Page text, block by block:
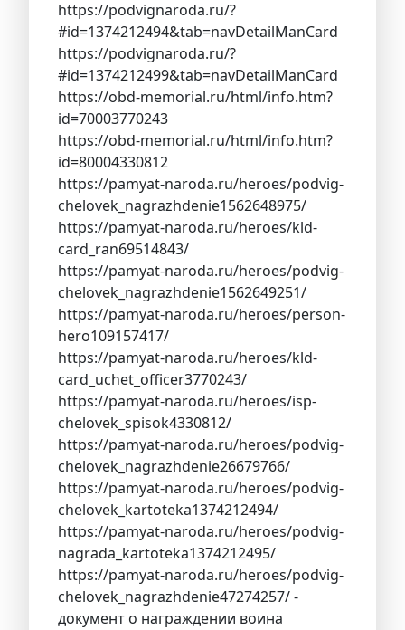
https://podvignaroda.ru/?
#id=1374212494&tab=navDetailManCard
https://podvignaroda.ru/?
#id=1374212499&tab=navDetailManCard
https://obd-memorial.ru/html/info.htm?
id=70003770243
https://obd-memorial.ru/html/info.htm?
id=80004330812
https://pamyat-naroda.ru/heroes/podvig-
chelovek_nagrazhdenie1562648975/
https://pamyat-naroda.ru/heroes/kld-
card_ran69514843/
https://pamyat-naroda.ru/heroes/podvig-
chelovek_nagrazhdenie1562649251/
https://pamyat-naroda.ru/heroes/person-
hero109157417/
https://pamyat-naroda.ru/heroes/kld-
card_uchet_officer3770243/
https://pamyat-naroda.ru/heroes/isp-
chelovek_spisok4330812/
https://pamyat-naroda.ru/heroes/podvig-
chelovek_nagrazhdenie26679766/
https://pamyat-naroda.ru/heroes/podvig-
chelovek_kartoteka1374212494/
https://pamyat-naroda.ru/heroes/podvig-
nagrada_kartoteka1374212495/
https://pamyat-naroda.ru/heroes/podvig-
chelovek_nagrazhdenie47274257/ -
документ о награждении воина